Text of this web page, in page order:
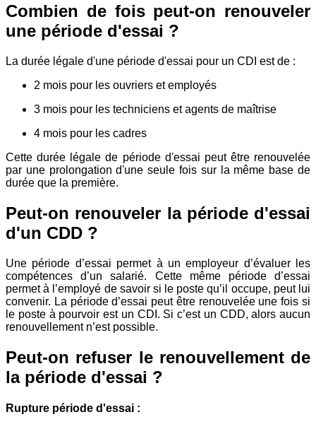
Combien de fois peut-on renouveler
une période d'essai ?
La durée légale d'une période d'essai pour un CDI est de :
2 mois pour les ouvriers et employés
3 mois pour les techniciens et agents de maîtrise
4 mois pour les cadres
Cette durée légale de période d'essai peut être renouvelée
par une prolongation d'une seule fois sur la même base de
durée que la première.
Peut-on renouveler la période d'essai
d'un CDD ?
Une période d’essai permet à un employeur d’évaluer les
compétences d’un salarié. Cette même période d’essai
permet à l’employé de savoir si le poste qu’il occupe, peut lui
convenir. La période d’essai peut être renouvelée une fois si
le poste à pourvoir est un CDI. Si c’est un CDD, alors aucun
renouvellement n’est possible.
Peut-on refuser le renouvellement de
la période d'essai ?
Rupture période d'essai :